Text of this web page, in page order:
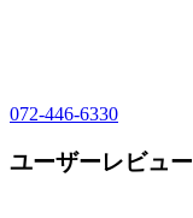
072-446-6330
ユーザーレビュー